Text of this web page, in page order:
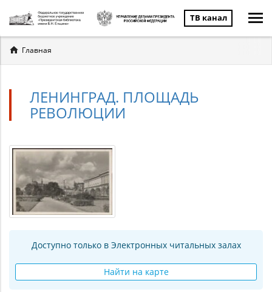
ТВ канал
Вы
здесь
Главная
ЛЕНИНГРАД. ПЛОЩАДЬ
РЕВОЛЮЦИИ
Доступно только в Электронных читальных залах
Найти на карте